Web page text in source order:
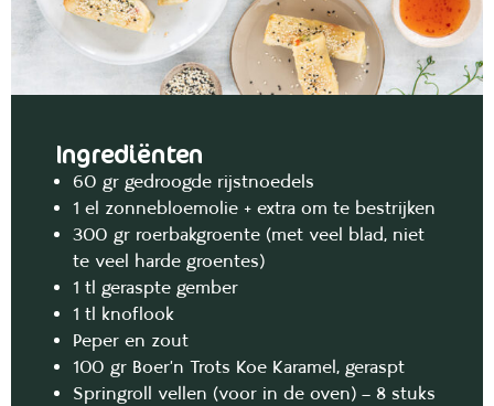
Ingrediënten
60 gr gedroogde rijstnoedels
1 el zonnebloemolie + extra om te bestrijken
300 gr roerbakgroente (met veel blad, niet
te veel harde groentes)
1 tl geraspte gember
1 tl knoflook
Peper en zout
100 gr Boer’n Trots Koe Karamel, geraspt
Springroll vellen (voor in de oven) – 8 stuks